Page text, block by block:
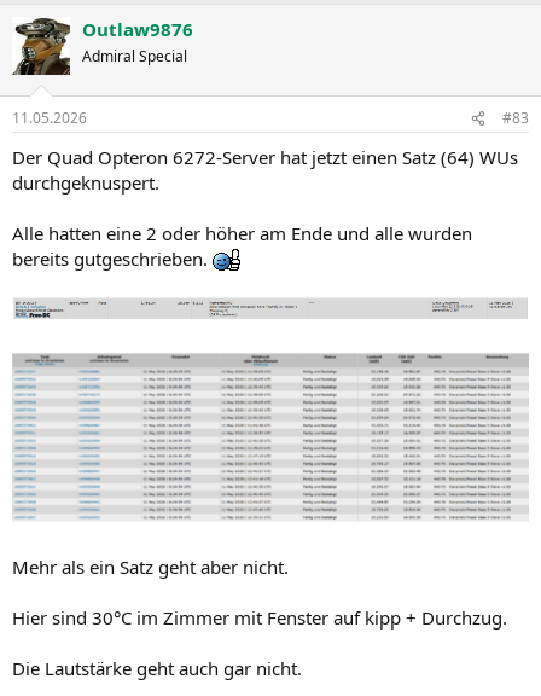
Outlaw9876
Admiral Special
11.05.2026 #83
Der Quad Opteron 6272-Server hat jetzt einen Satz (64) WUs
durchgeknuspert.
Alle hatten eine 2 oder höher am Ende und alle wurden
bereits gutgeschrieben.
Mehr als ein Satz geht aber nicht.
Hier sind 30°C im Zimmer mit Fenster auf kipp + Durchzug.
Die Lautstärke geht auch gar nicht.